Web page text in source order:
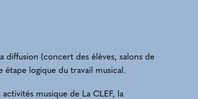
diffusion (concert des élèves, salons de
étape logique du travail musical.
musique de La CLEF, la